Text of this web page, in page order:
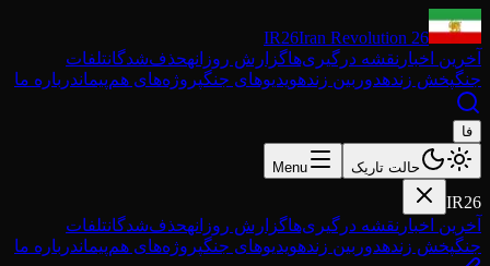
IR26Iran Revolution 26
آخرین اخبار نقشه درگیری‌هاگزارش روزانهحذف‌شدگانتلفات
جنگپخش زندهدوربین زندهویدیوهای جنگپروژه‌های هم‌پیماندرباره ما
فا
حالت تاریک Menu
IR26
آخرین اخبار نقشه درگیری‌هاگزارش روزانهحذف‌شدگانتلفات
جنگپخش زندهدوربین زندهویدیوهای جنگپروژه‌های هم‌پیماندرباره ما